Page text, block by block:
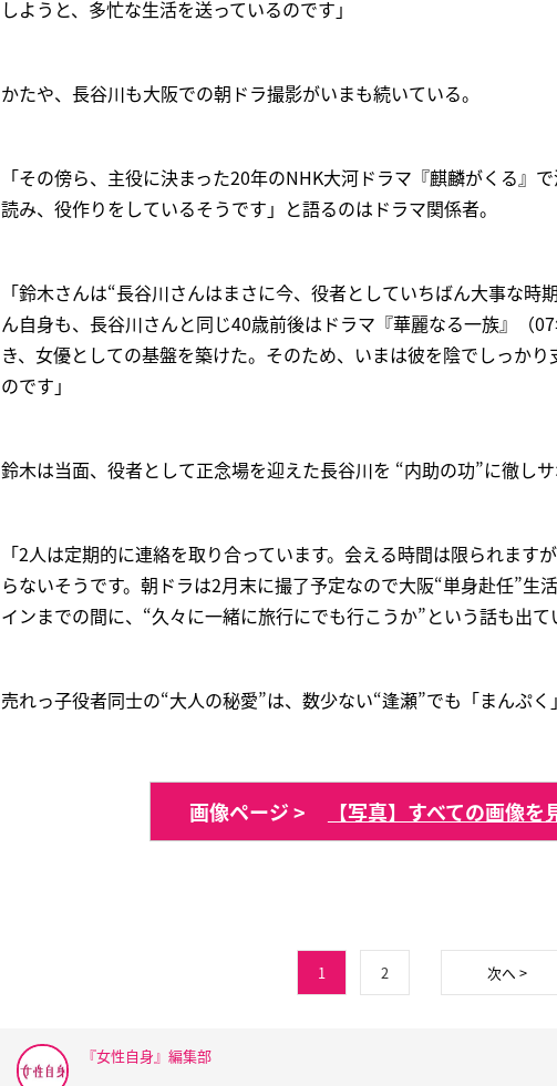
しようと、多忙な生活を送っているのです」
かたや、長谷川も大阪での朝ドラ撮影がいまも続いている。
「その傍ら、主役に決まった20年のNHK大河ドラマ『麒麟がくる』
読み、役作りをしているそうです」と語るのはドラマ関係者。
「鈴木さんは“長谷川さんはまさに今、役者としていちばん大事な時
ん自身も、長谷川さんと同じ40歳前後はドラマ『華麗なる一族』（
き、女優としての基盤を築けた。そのため、いまは彼を陰でしっか
のです」
鈴木は当面、役者として正念場を迎えた長谷川を “内助の功”に徹し
「2人は定期的に連絡を取り合っています。会える時間は限られます
らないそうです。朝ドラは2月末に撮了予定なので大阪“単身赴任”生
インまでの間に、“久々に一緒に旅行にでも行こうか”という話も出て
売れっ子役者同士の“大人の秘愛”は、数少ない“逢瀬”でも「まんぷく
画像ページ > 【写真】すべての画像を
1 2 次へ >
『女性自身』編集部